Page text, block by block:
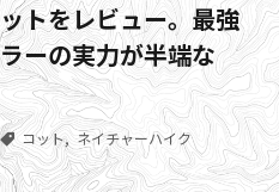
トをレビュー。最強
ーの実力が半端な
コット,ネイチャーハイク